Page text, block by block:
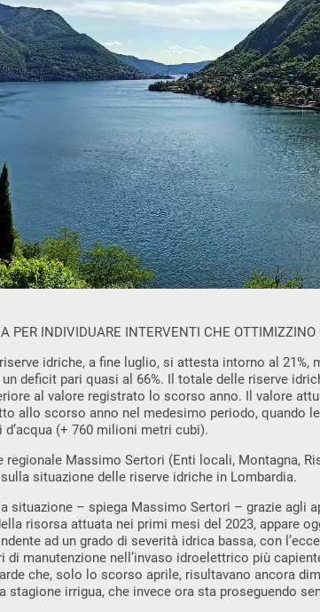
PER INDIVIDUARE INTERVENTI CHE OTTIMIZZINO
idriche, a fine luglio, si attesta intorno al 21%,
deficit pari quasi al 66%. Il totale delle riserve
al valore registrato lo scorso anno. Il valore
allo scorso anno nel medesimo periodo, quando
(+ 760 milioni metri cubi).
regionale Massimo Sertori (Enti locali, Montagna,
situazione delle riserve idriche in Lombardia.
situazione – spiega Massimo Sertori – grazie agli
risorsa attuata nei primi mesi del 2023, appare
ad un grado di severità idrica bassa, con
di manutenzione nell’invaso idroelettrico più
che, solo lo scorso aprile, risultavano ancora
stagione irrigua, che invece ora sta proseguendo